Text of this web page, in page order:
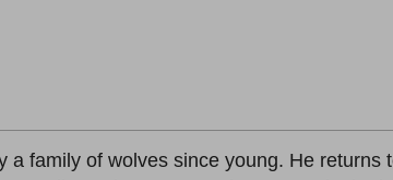
a family of wolves since young. He